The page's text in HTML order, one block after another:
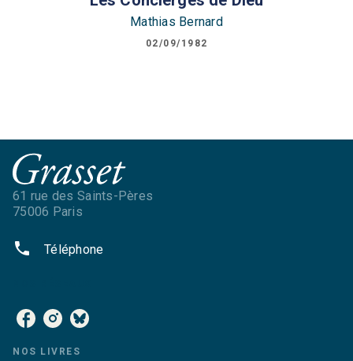
Mathias Bernard
02/09/1982
61 rue des Saints-Pères
75006 Paris
phone Téléphone
NOS LIVRES